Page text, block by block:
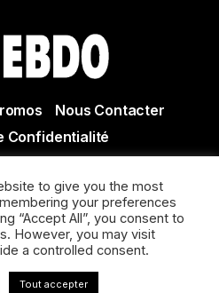
Nous Contacter
Confidentialité
en lot et Garonne - Actualité
sur Lot
to give you the most
your preferences
“Accept All”, you consent to
However, you may visit
a controlled consent.
Tout accepter